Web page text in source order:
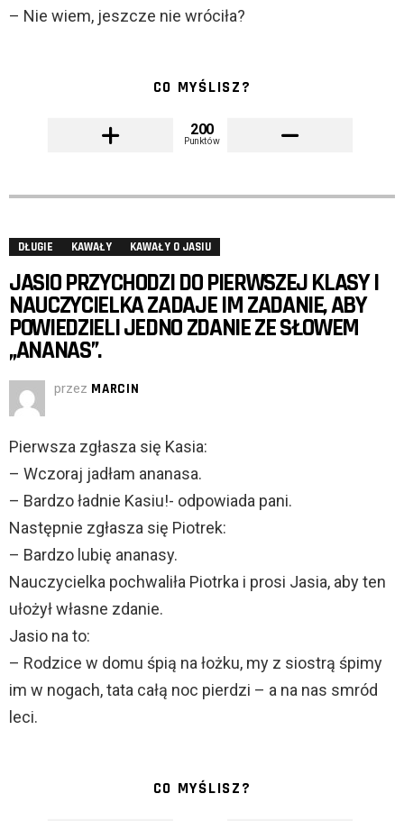
– Nie wiem, jeszcze nie wróciła?
CO MYŚLISZ?
200
Punktów
DŁUGIE KAWAŁY KAWAŁY O JASIU
JASIO PRZYCHODZI DO PIERWSZEJ KLASY I
NAUCZYCIELKA ZADAJE IM ZADANIE, ABY
POWIEDZIELI JEDNO ZDANIE ZE SŁOWEM
„ANANAS”.
przez MARCIN
Pierwsza zgłasza się Kasia:
– Wczoraj jadłam ananasa.
– Bardzo ładnie Kasiu!- odpowiada pani.
Następnie zgłasza się Piotrek:
– Bardzo lubię ananasy.
Nauczycielka pochwaliła Piotrka i prosi Jasia, aby ten
ułożył własne zdanie.
Jasio na to:
– Rodzice w domu śpią na łożku, my z siostrą śpimy
im w nogach, tata całą noc pierdzi – a na nas smród
leci.
CO MYŚLISZ?